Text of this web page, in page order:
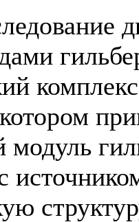
модуль